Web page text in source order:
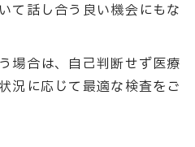
て話し合う良い機会にもな
場合は、自己判断せず医療
況に応じて最適な検査をご